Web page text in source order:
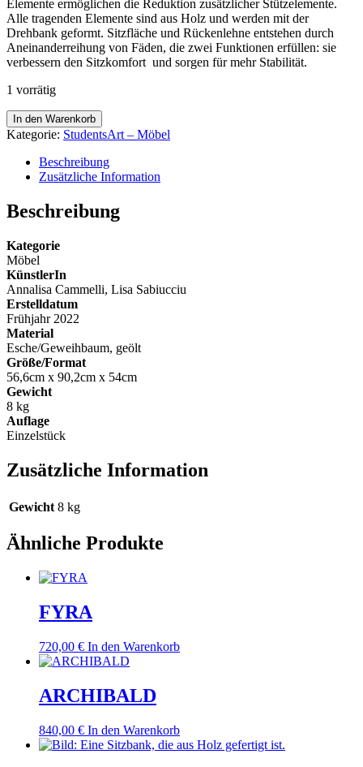
Elemente ermöglichen die Reduktion zusätzlicher Stützelemente.
Alle tragenden Elemente sind aus Holz und werden mit der
Drehbank geformt. Sitzfläche und Rückenlehne entstehen durch
Aneinanderreihung von Fäden, die zwei Funktionen erfüllen: sie
verbessern den Sitzkomfort und sorgen für mehr Stabilität.
1 vorrätig
ARTEMISIA
Menge
In den Warenkorb
Kategorie: StudentsArt – Möbel
Beschreibung
Zusätzliche Information
Beschreibung
Kategorie
Möbel
KünstlerIn
Annalisa Cammelli, Lisa Sabiucciu
Erstelldatum
Frühjahr 2022
Material
Esche/Geweihbaum, geölt
Größe/Format
56,6cm x 90,2cm x 54cm
Gewicht
8 kg
Auflage
Einzelstück
Zusätzliche Information
Gewicht 8 kg
Ähnliche Produkte
FYRA
720,00 € In den Warenkorb
ARCHIBALD
840,00 € In den Warenkorb